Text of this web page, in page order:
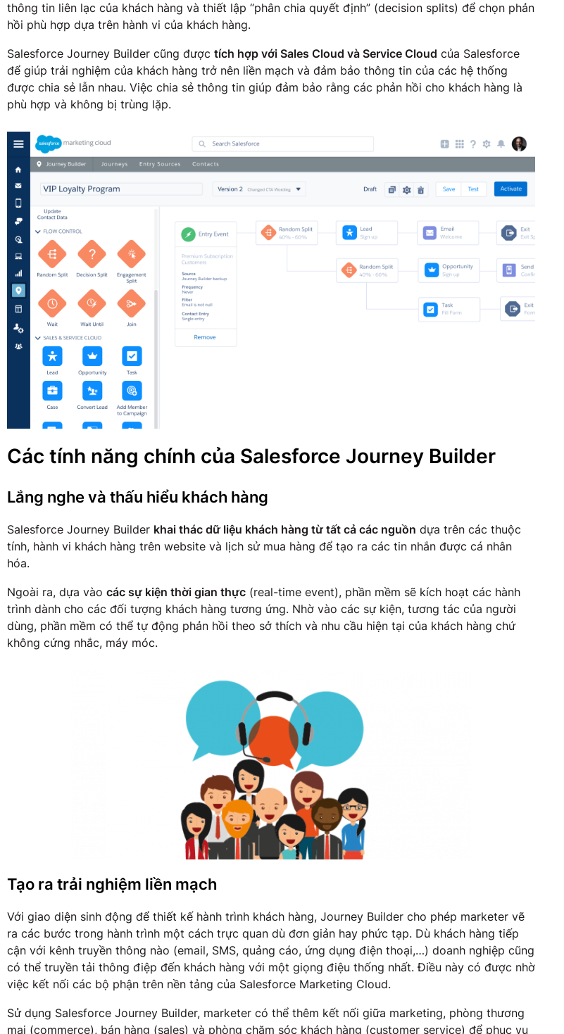
thông tin liên lạc của khách hàng và thiết lập “phân chia quyết định” (decision splits) để chọn phản
hồi phù hợp dựa trên hành vi của khách hàng.
Salesforce Journey Builder cũng được tích hợp với Sales Cloud và Service Cloud của Salesforce
để giúp trải nghiệm của khách hàng trở nên liền mạch và đảm bảo thông tin của các hệ thống
được chia sẻ lẫn nhau. Việc chia sẻ thông tin giúp đảm bảo rằng các phản hồi cho khách hàng là
phù hợp và không bị trùng lặp.
Các tính năng chính của Salesforce Journey Builder
Lắng nghe và thấu hiểu khách hàng
Salesforce Journey Builder khai thác dữ liệu khách hàng từ tất cả các nguồn dựa trên các thuộc
tính, hành vi khách hàng trên website và lịch sử mua hàng để tạo ra các tin nhắn được cá nhân
hóa.
Ngoài ra, dựa vào các sự kiện thời gian thực (real-time event), phần mềm sẽ kích hoạt các hành
trình dành cho các đối tượng khách hàng tương ứng. Nhờ vào các sự kiện, tương tác của người
dùng, phần mềm có thể tự động phản hồi theo sở thích và nhu cầu hiện tại của khách hàng chứ
không cứng nhắc, máy móc.
Tạo ra trải nghiệm liền mạch
Với giao diện sinh động để thiết kế hành trình khách hàng, Journey Builder cho phép marketer vẽ
ra các bước trong hành trình một cách trực quan dù đơn giản hay phức tạp. Dù khách hàng tiếp
cận với kênh truyền thông nào (email, SMS, quảng cáo, ứng dụng điện thoại,…) doanh nghiệp cũng
có thể truyền tải thông điệp đến khách hàng với một giọng điệu thống nhất. Điều này có được nhờ
việc kết nối các bộ phận trên nền tảng của Salesforce Marketing Cloud.
Sử dụng Salesforce Journey Builder, marketer có thể thêm kết nối giữa marketing, phòng thương
mại (commerce), bán hàng (sales) và phòng chăm sóc khách hàng (customer service) để phục vụ